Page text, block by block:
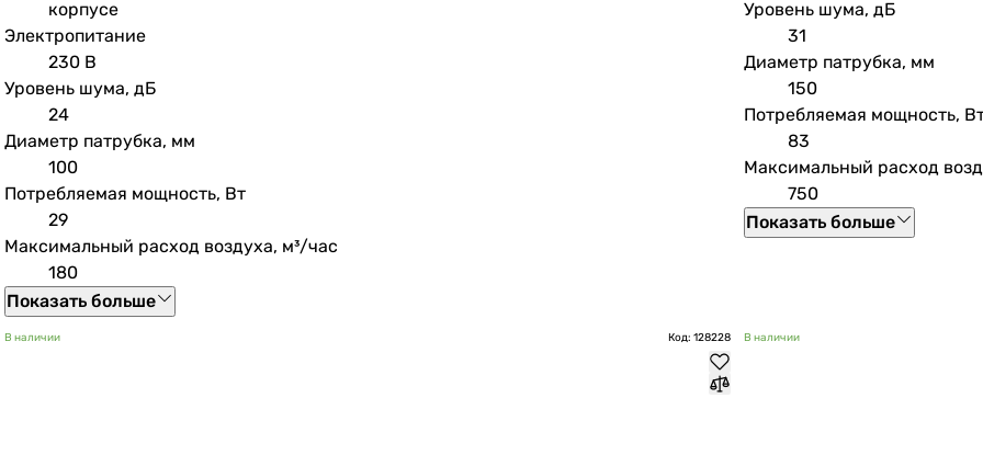
корпусе
Электропитание
230 В
Уровень шума, дБ
24
Диаметр патрубка, мм
100
Потребляемая мощность, Вт
29
Максимальный расход воздуха, м³/час
180
Показать больше
Уровень шума, дБ
31
Диаметр патрубка, мм
150
Потребляемая мощность,
83
Максимальный расход
750
Показать больше
В наличии Код: 128228 В наличии